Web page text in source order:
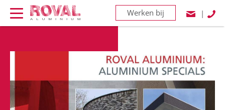
Werken bij |